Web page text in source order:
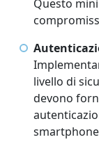
Questo
livello di
devono